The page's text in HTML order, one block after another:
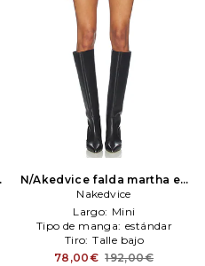
N/Akedvice falda martha en
color azul mareno
Nakedvice
Nakedvice
Largo: Mini
Tipo de manga: estándar
Tiro: Talle bajo
78,00€ 192,00€